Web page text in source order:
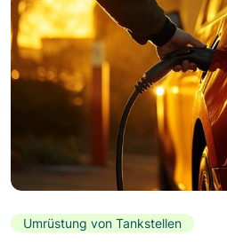
Umrüstung von Tankstellen